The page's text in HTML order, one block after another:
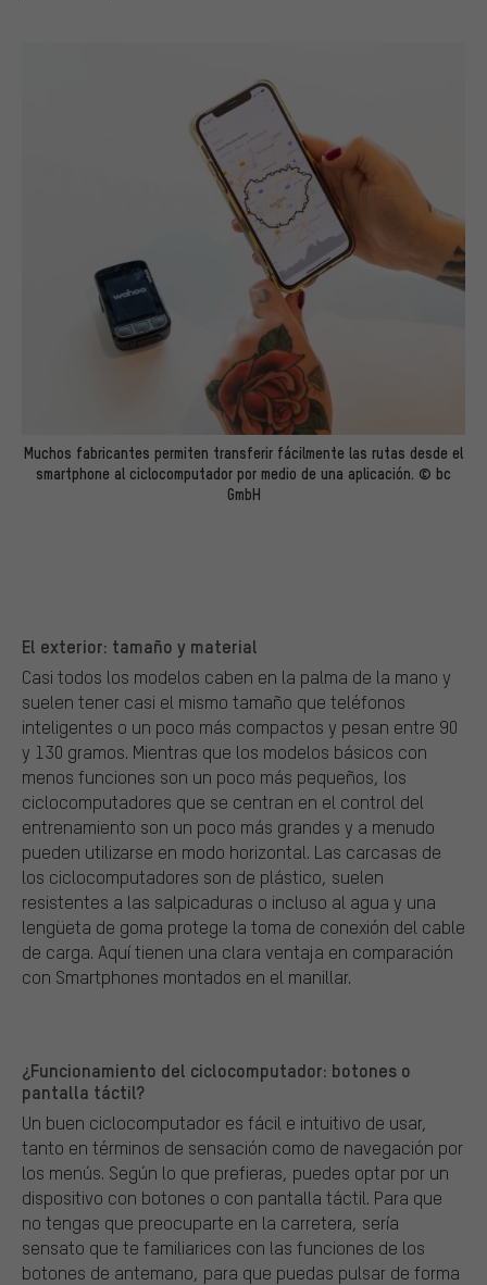
Muchos fabricantes permiten transferir fácilmente las rutas desde el
smartphone al ciclocomputador por medio de una aplicación. © bc
GmbH
El exterior: tamaño y material
Casi todos los modelos caben en la palma de la mano y
suelen tener casi el mismo tamaño que teléfonos
inteligentes o un poco más compactos y pesan entre 90
y 130 gramos. Mientras que los modelos básicos con
menos funciones son un poco más pequeños, los
ciclocomputadores que se centran en el control del
entrenamiento son un poco más grandes y a menudo
pueden utilizarse en modo horizontal. Las carcasas de
los ciclocomputadores son de plástico, suelen
resistentes a las salpicaduras o incluso al agua y una
lengüeta de goma protege la toma de conexión del cable
de carga. Aquí tienen una clara ventaja en comparación
con Smartphones montados en el manillar.
¿Funcionamiento del ciclocomputador: botones o
pantalla táctil?
Un buen ciclocomputador es fácil e intuitivo de usar,
tanto en términos de sensación como de navegación por
los menús. Según lo que prefieras, puedes optar por un
dispositivo con botones o con pantalla táctil. Para que
no tengas que preocuparte en la carretera, sería
sensato que te familiarices con las funciones de los
botones de antemano, para que puedas pulsar de forma